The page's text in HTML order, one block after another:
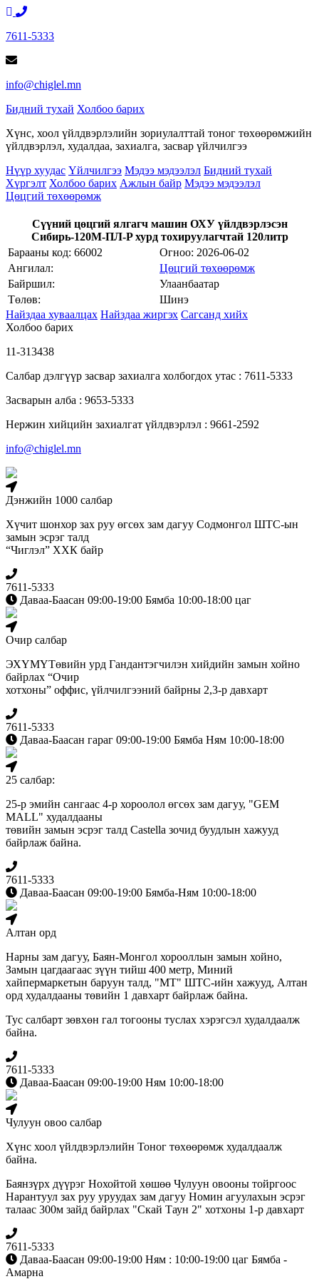
7611-5333
info@chiglel.mn
Бидний тухай Холбоо барих
Хүнс, хоол үйлдвэрлэлийн зориулалттай тоног төхөөрөмжийн
үйлдвэрлэл, худалдаа, захиалга, засвар үйлчилгээ
Нүүр хуудас Үйлчилгээ Мэдээ мэдээлэл Бидний тухай
Хүргэлт Холбоо барих Ажлын байр Мэдээ мэдээлэл
Цөцгий төхөөрөмж
Сүүний цөцгий ялгагч машин ОХУ үйлдвэрлэсэн
Сибирь-120М-ПЛ-P хурд тохируулагчтай 120литр
Барааны код: 66002
Огноо: 2026-06-02
Ангилал:
Цөцгий төхөөрөмж
Байршил:
Улаанбаатар
Төлөв:
Шинэ
Найздаа хуваалцах Найздаа жиргэх Сагсанд хийх
Холбоо барих
11-313438
Салбар дэлгүүр засвар захиалга холбогдох утас : 7611-5333
Засварын алба : 9653-5333
Нержин хийцийн захиалгат үйлдвэрлэл : 9661-2592
info@chiglel.mn
Дэнжийн 1000 салбар
Хүчит шонхор зах руу өгсөх зам дагуу Содмонгол ШТС-ын
замын эсрэг талд
“Чиглэл” ХХК байр
7611-5333
Даваа-Баасан 09:00-19:00 Бямба 10:00-18:00 цаг
Очир салбар
ЭХҮМҮТөвийн урд Гандантэгчилэн хийдийн замын хойно
байрлах “Очир
хотхоны” оффис, үйлчилгээний байрны 2,3-р давхарт
7611-5333
Даваа-Баасан гараг 09:00-19:00 Бямба Ням 10:00-18:00
25 салбар:
25-р эмийн сангаас 4-р хороолол өгсөх зам дагуу, "GEM
MALL" худалдааны
төвийн замын эсрэг талд Сastella зочид буудлын хажууд
байрлаж байна.
7611-5333
Даваа-Баасан 09:00-19:00 Бямба-Ням 10:00-18:00
Алтан орд
Нарны зам дагуу, Баян-Монгол хорооллын замын хойно,
Замын цагдаагаас зүүн тийш 400 метр, Миний
хайпермаркетын баруун талд, "МТ" ШТС-ийн хажууд, Алтан
орд худалдааны төвийн 1 давхарт байрлаж байна.
Тус салбарт зөвхөн гал тогооны туслах хэрэгсэл худалдаалж
байна.
7611-5333
Даваа-Баасан 09:00-19:00 Ням 10:00-18:00
Чулуун овоо салбар
Хүнс хоол үйлдвэрлэлийн Тоног төхөөрөмж худалдаалж
байна.
Баянзүрх дүүрэг Нохойтой хөшөө Чулуун овооны тойргоос
Нарантуул зах руу уруудах зам дагуу Номин агуулахын эсрэг
талаас 300м зайд байрлах "Скай Таун 2" хотхоны 1-р давхарт
7611-5333
Даваа-Баасан 09:00-19:00 Ням : 10:00-19:00 цаг Бямба -
Амарна